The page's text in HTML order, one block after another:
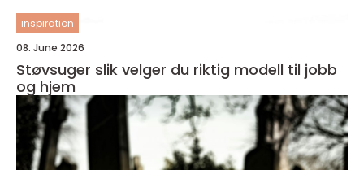
inspiration
08. June 2026
Støvsuger slik velger du riktig modell til jobb
og hjem